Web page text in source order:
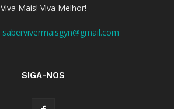
Viva Mais! Viva Melhor!
sabervivermaisgyn@gmail.com
SIGA-NOS